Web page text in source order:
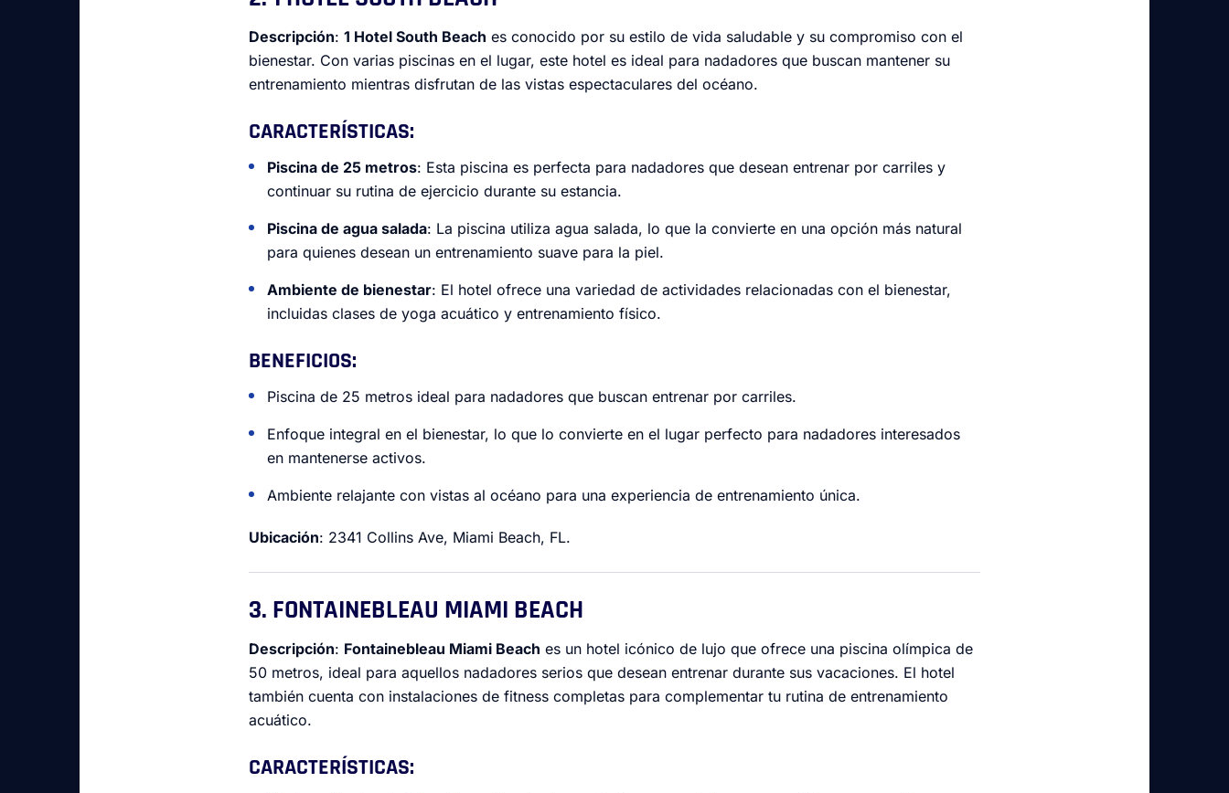
Descripción: 1 Hotel South Beach es conocido por su estilo de vida saludable y su compromiso con el
bienestar. Con varias piscinas en el lugar, este hotel es ideal para nadadores que buscan mantener su
entrenamiento mientras disfrutan de las vistas espectaculares del océano.
CARACTERÍSTICAS:
Piscina de 25 metros: Esta piscina es perfecta para nadadores que desean entrenar por carriles y
continuar su rutina de ejercicio durante su estancia.
Piscina de agua salada: La piscina utiliza agua salada, lo que la convierte en una opción más natural
para quienes desean un entrenamiento suave para la piel.
Ambiente de bienestar: El hotel ofrece una variedad de actividades relacionadas con el bienestar,
incluidas clases de yoga acuático y entrenamiento físico.
BENEFICIOS:
Piscina de 25 metros ideal para nadadores que buscan entrenar por carriles.
Enfoque integral en el bienestar, lo que lo convierte en el lugar perfecto para nadadores interesados
en mantenerse activos.
Ambiente relajante con vistas al océano para una experiencia de entrenamiento única.
Ubicación: 2341 Collins Ave, Miami Beach, FL.
3. FONTAINEBLEAU MIAMI BEACH
Descripción: Fontainebleau Miami Beach es un hotel icónico de lujo que ofrece una piscina olímpica de
50 metros, ideal para aquellos nadadores serios que desean entrenar durante sus vacaciones. El hotel
también cuenta con instalaciones de fitness completas para complementar tu rutina de entrenamiento
acuático.
CARACTERÍSTICAS: